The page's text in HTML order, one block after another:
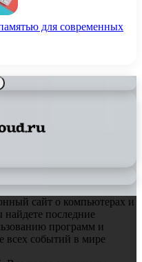
для современных
сайт о компьютерах и
последние
программ и
всех событий в мире